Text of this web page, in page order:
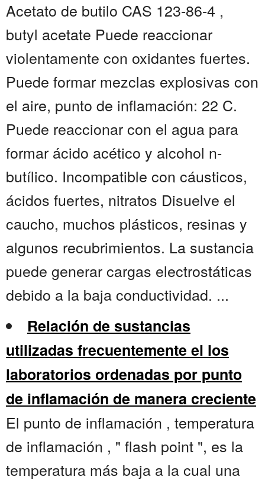
Acetato de butilo CAS 123-86-4 ,
butyl acetate Puede reaccionar
violentamente con oxidantes fuertes.
Puede formar mezclas explosivas con
el aire, punto de inflamación: 22 C.
Puede reaccionar con el agua para
formar ácido acético y alcohol n-
butílico. Incompatible con cáusticos,
ácidos fuertes, nitratos Disuelve el
caucho, muchos plásticos, resinas y
algunos recubrimientos. La sustancia
puede generar cargas electrostáticas
debido a la baja conductividad. ...
Relación de sustancias
utilizadas frecuentemente el los
laboratorios ordenadas por punto
de inflamación de manera creciente
El punto de inflamación , temperatura
de inflamación , " flash point ", es la
temperatura más baja a la cual una